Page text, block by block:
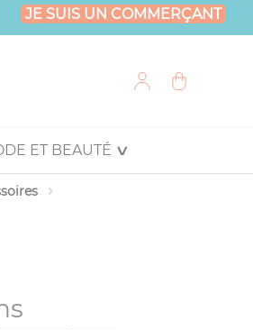
JE SUIS UN COMMERÇANT
ET BEAUTÉ